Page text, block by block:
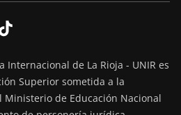
Internacional de La Rioja - UNIR es
Superior sometida a la
Ministerio de Educación Nacional